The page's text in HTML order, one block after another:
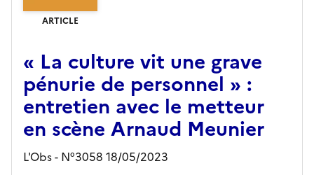
ARTICLE
« La culture vit une grave
pénurie de personnel » :
entretien avec le metteur
en scène Arnaud Meunier
L'Obs - N°3058 18/05/2023